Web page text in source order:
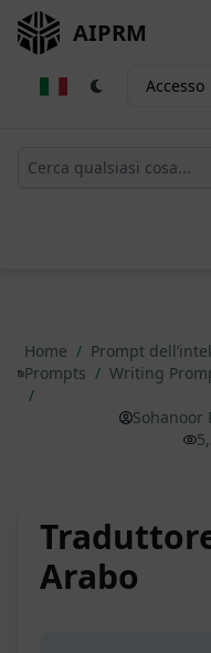
AIPRM
Accesso
Home / Prompt
Prompts / Writing
/
Sohanoor
Arabo